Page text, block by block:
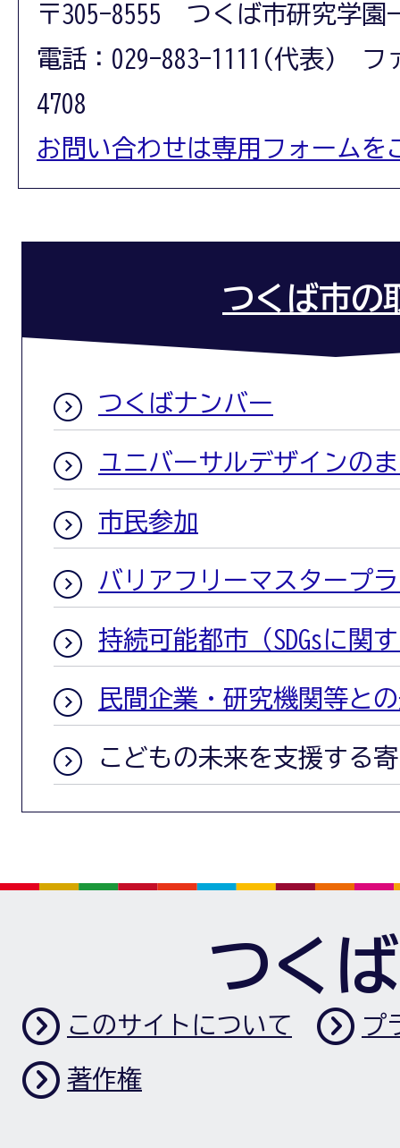
〒305-8555 つくば市研究学園
電話：029-883-1111(代表) フ
4708
お問い合わせは専用フォームを
つくば市の
つくばナンバー
ユニバーサルデザインの
市民参加
バリアフリーマスタープ
持続可能都市（SDGsに関
民間企業・研究機関等と
こどもの未来を支援する
つく
このサイトについて プ
著作権